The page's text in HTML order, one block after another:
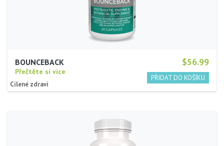
$56.99
BOUNCEBACK
Přečtěte si více
Cílené zdraví